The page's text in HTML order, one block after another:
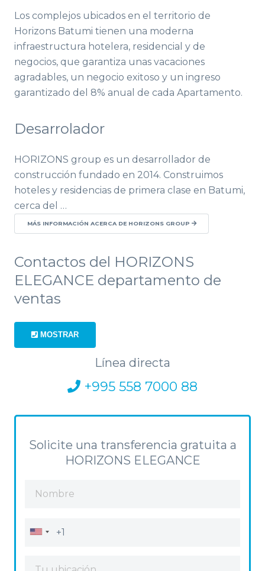
Los complejos ubicados en el territorio de
Horizons Batumi tienen una moderna
infraestructura hotelera, residencial y de
negocios, que garantiza unas vacaciones
agradables, un negocio exitoso y un ingreso
garantizado del 8% anual de cada Apartamento.
Desarrolador
HORIZONS group es un desarrollador de
construcción fundado en 2014. Construimos
hoteles y residencias de primera clase en Batumi,
cerca del …
MÁS INFORMACIÓN ACERCA DE HORIZONS GROUP
Contactos del HORIZONS
ELEGANCE departamento de
ventas
MOSTRAR
Línea directa
+995 558 7000 88
Solicite una transferencia gratuita a
HORIZONS ELEGANCE